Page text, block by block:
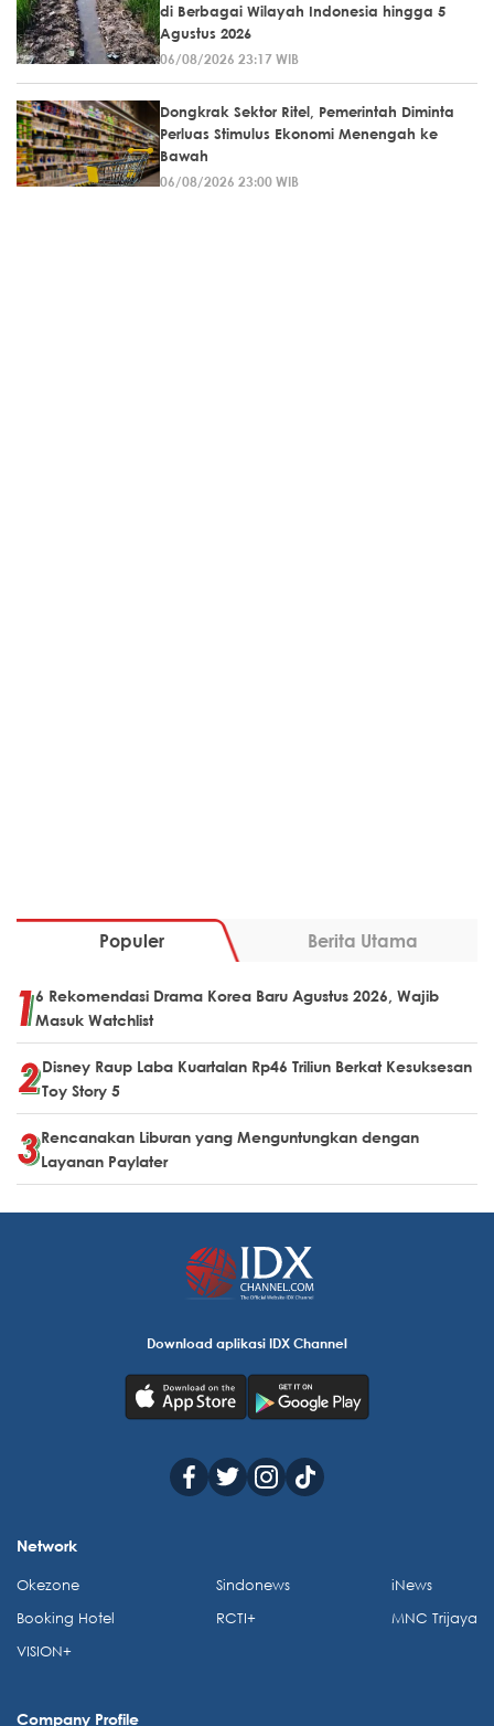
di Berbagai Wilayah Indonesia hingga 5
Agustus 2026
06/08/2026 23:17 WIB
Dongkrak Sektor Ritel, Pemerintah Diminta
Perluas Stimulus Ekonomi Menengah ke
Bawah
06/08/2026 23:00 WIB
Populer Berita Utama
6 Rekomendasi Drama Korea Baru Agustus 2026, Wajib
Masuk Watchlist
Disney Raup Laba Kuartalan Rp46 Triliun Berkat Kesuksesan
Toy Story 5
Rencanakan Liburan yang Menguntungkan dengan
Layanan Paylater
Download aplikasi IDX Channel
Network
Okezone
Booking Hotel
VISION+
Sindonews
RCTI+
iNews
MNC Trijaya
Company Profile